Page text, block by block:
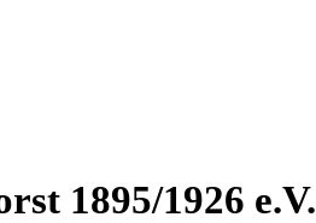
1895/1926 e.V.